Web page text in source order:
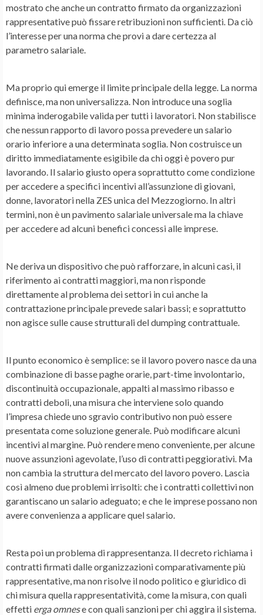
mostrato che anche un contratto firmato da organizzazioni
rappresentative può fissare retribuzioni non sufficienti. Da ciò
l’interesse per una norma che provi a dare certezza al
parametro salariale.
Ma proprio qui emerge il limite principale della legge. La norma
definisce, ma non universalizza. Non introduce una soglia
minima inderogabile valida per tutti i lavoratori. Non stabilisce
che nessun rapporto di lavoro possa prevedere un salario
orario inferiore a una determinata soglia. Non costruisce un
diritto immediatamente esigibile da chi oggi è povero pur
lavorando. Il salario giusto opera soprattutto come condizione
per accedere a specifici incentivi all’assunzione di giovani,
donne, lavoratori nella ZES unica del Mezzogiorno. In altri
termini, non è un pavimento salariale universale ma la chiave
per accedere ad alcuni benefici concessi alle imprese.
Ne deriva un dispositivo che può rafforzare, in alcuni casi, il
riferimento ai contratti maggiori, ma non risponde
direttamente al problema dei settori in cui anche la
contrattazione principale prevede salari bassi; e soprattutto
non agisce sulle cause strutturali del dumping contrattuale.
Il punto economico è semplice: se il lavoro povero nasce da una
combinazione di basse paghe orarie, part-time involontario,
discontinuità occupazionale, appalti al massimo ribasso e
contratti deboli, una misura che interviene solo quando
l’impresa chiede uno sgravio contributivo non può essere
presentata come soluzione generale. Può modificare alcuni
incentivi al margine. Può rendere meno conveniente, per alcune
nuove assunzioni agevolate, l’uso di contratti peggiorativi. Ma
non cambia la struttura del mercato del lavoro povero. Lascia
così almeno due problemi irrisolti: che i contratti collettivi non
garantiscano un salario adeguato; e che le imprese possano non
avere convenienza a applicare quel salario.
Resta poi un problema di rappresentanza. Il decreto richiama i
contratti firmati dalle organizzazioni comparativamente più
rappresentative, ma non risolve il nodo politico e giuridico di
chi misura quella rappresentatività, come la misura, con quali
effetti erga omnese con quali sanzioni per chi aggira il sistema.